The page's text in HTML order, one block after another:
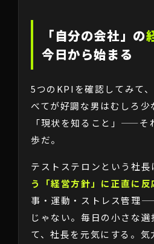
「自分の会社」の
今日から始まる
5つのKPIを確認してみて
べてが好調な男はむしろ少
「現状を知ること」——そ
歩だ。
テストステロンという社長
う「経営方針」に正直に反
事・運動・ストレス管理
じゃない。毎日の小さな選
て、社長を元気にする。気